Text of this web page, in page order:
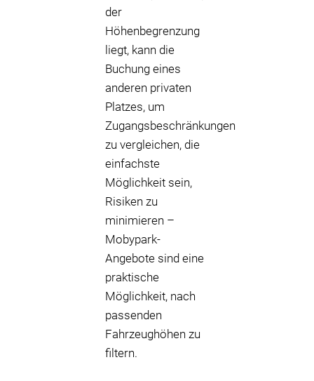
der
Höhenbegrenzung
liegt, kann die
Buchung eines
anderen privaten
Platzes, um
Zugangsbeschränkungen
zu vergleichen, die
einfachste
Möglichkeit sein,
Risiken zu
minimieren –
Mobypark-
Angebote sind eine
praktische
Möglichkeit, nach
passenden
Fahrzeughöhen zu
filtern.